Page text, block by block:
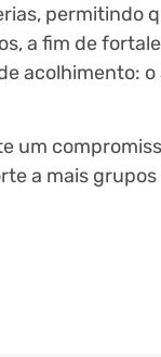
permitindo
a fim de
acolhimento:
um
a mais